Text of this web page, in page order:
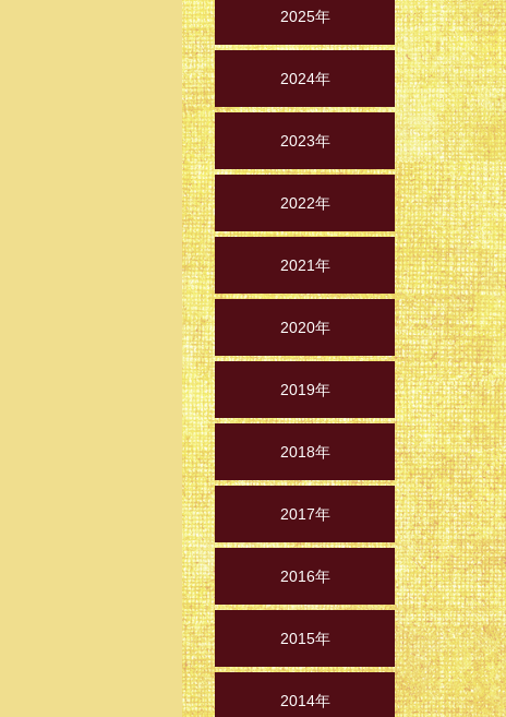
2025年
2024年
2023年
2022年
2021年
2020年
2019年
2018年
2017年
2016年
2015年
2014年